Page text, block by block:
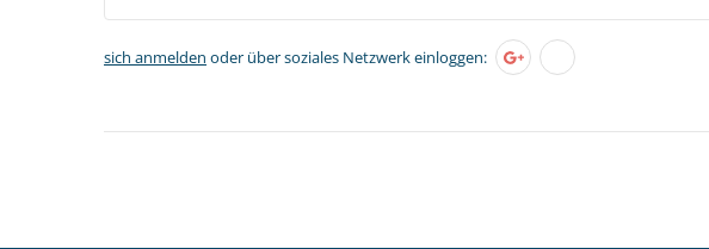
sich anmelden oder über soziales Netzwerk einloggen: